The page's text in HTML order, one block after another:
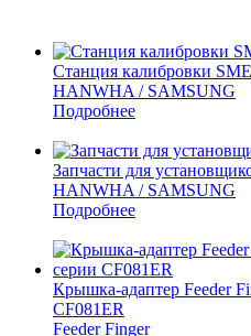
Станция калибровки
HANWHA / SAMSUNG
Подробнее
Запчасти для
HANWHA / SAMSUNG
Подробнее
Крышка-адаптер Feeder
CF081ER
Feeder Finger